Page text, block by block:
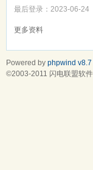
最后登录：2023-06-24
更多资料
Powered by phpwind v8.7
©2003-2011 闪电联盟软